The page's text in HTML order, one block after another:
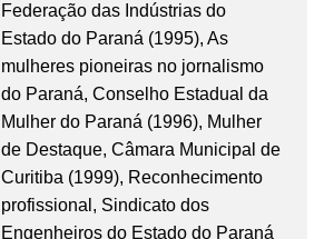
Federação das Indústrias do
Estado do Paraná (1995), As
mulheres pioneiras no jornalismo
do Paraná, Conselho Estadual da
Mulher do Paraná (1996), Mulher
de Destaque, Câmara Municipal de
Curitiba (1999), Reconhecimento
profissional, Sindicato dos
Engenheiros do Estado do Paraná